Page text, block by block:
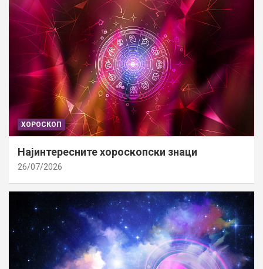
ХОРОСКОП
Најинтересните хороскопски знаци
26/07/2026